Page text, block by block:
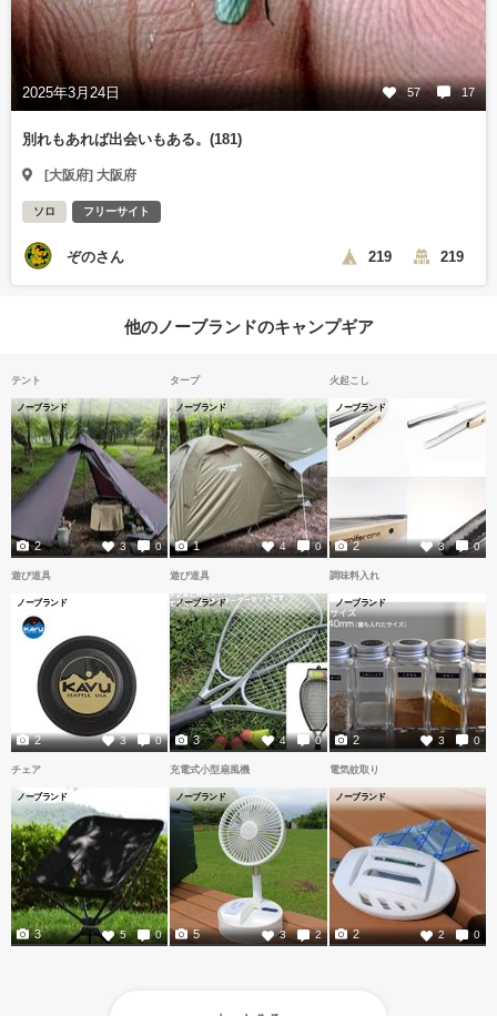
2025年3月24日 57 17
別れもあれば出会いもある。(181)
[大阪府] 大阪府
ソロ フリーサイト
ぞのさん 219 219
他のノーブランドのキャンプギア
テント
ノーブランド
3 0
2
タープ
ノーブランド
4 0
1
火起こし
ノーブランド
3 0
2
遊び道具
ノーブランド
3 0
2
遊び道具
ノーブランド
4 0
3
調味料入れ
ノーブランド
3 0
2
チェア
ノーブランド
5 0
3
充電式小型扇風機
ノーブランド
3 2
5
電気蚊取り
ノーブランド
2 0
2